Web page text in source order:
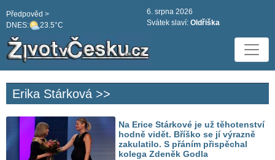
DNES: 23.5°C
Předpověd >
6. srpna 2026
Svátek slaví: Oldřiška
Erika Stárková >>
Na Erice Stárkové je už těhotenství
hodně vidět. Bříško se jí výrazně
zakulatilo. S přáním přispěchal
kolega Zdeněk Godla